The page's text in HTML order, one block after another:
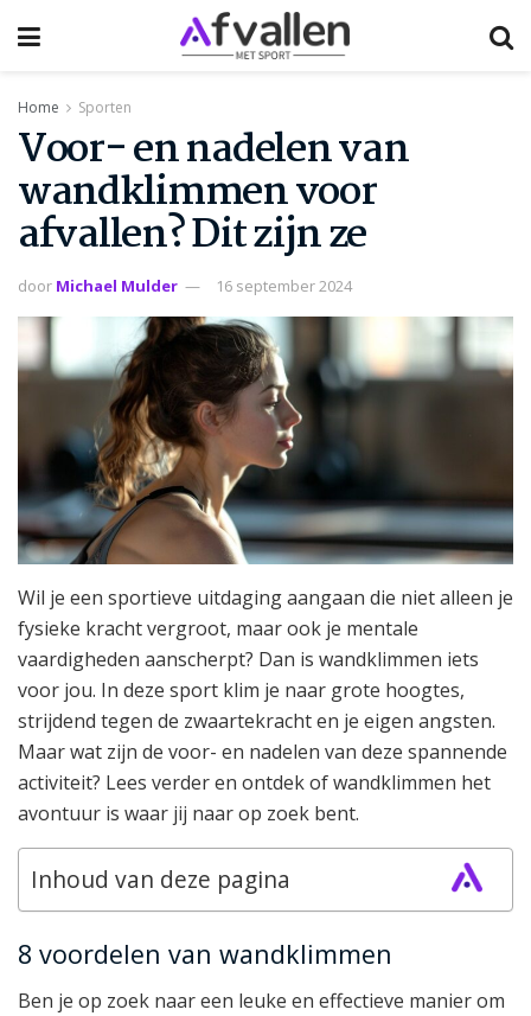
Home Sporten
Voor- en nadelen van
wandklimmen voor
afvallen? Dit zijn ze
door Michael Mulder 16 september 2024
Wil je een sportieve uitdaging aangaan die niet alleen je
fysieke kracht vergroot, maar ook je mentale
vaardigheden aanscherpt? Dan is wandklimmen iets
voor jou. In deze sport klim je naar grote hoogtes,
strijdend tegen de zwaartekracht en je eigen angsten.
Maar wat zijn de voor- en nadelen van deze spannende
activiteit? Lees verder en ontdek of wandklimmen het
avontuur is waar jij naar op zoek bent.
Inhoud van deze pagina
8 voordelen van wandklimmen
Ben je op zoek naar een leuke en effectieve manier om